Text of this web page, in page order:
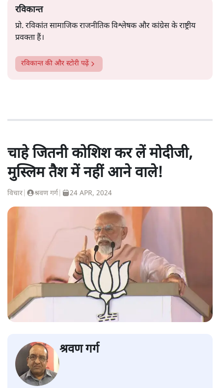
रविकान्त
प्रो. रविकांत सामाजिक राजनीतिक विश्लेषक और कांग्रेस के राष्ट्रीय
प्रवक्ता हैं।
रविकान्त की और स्टोरी पढ़ें
चाहे जितनी कोशिश कर लें मोदीजी,
मुस्लिम तैश में नहीं आने वाले!
विचार श्रवण गर्ग 24 APR, 2024
श्रवण गर्ग